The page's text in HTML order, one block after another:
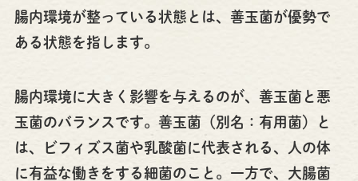
腸内環境が整っている状態とは、善玉菌が優勢で
ある状態を指します。
腸内環境に大きく影響を与えるのが、善玉菌と悪
玉菌のバランスです。善玉菌（別名：有用菌）と
は、ビフィズス菌や乳酸菌に代表される、人の体
に有益な働きをする細菌のこと。一方で、大腸菌